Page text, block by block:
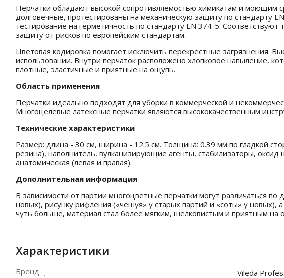
Перчатки обладают высокой сопротивляемостью химикатам и моющим
долговечные, протестированы на механическую защиту по стандарту
тестирование на герметичность по стандарту EN 374-5.
защиту от рисков по европейским стандартам.
Цветовая кодировка помогает исключить перекрестные загрязнения.
использовании. Внутри перчаток расположено хлопковое напыление,
плотные, эластичные и приятные на ощупь.
Область применения
Перчатки идеально подходят для уборки в коммерческой и
Многоцелевые латексные перчатки являются высококачественным
Технические характеристики
Размер: длина - 30 см, ширина - 12.5 см. Толщина: 0.39 мм по гладкой
резина), наполнитель, вулканизирующие агенты, стабилизаторы,
анатомическая (левая и правая).
Дополнительная информация
В зависимости от партии многоцветные перчатки могут различаться
новых), рисунку рифления («чешуя» у старых партий и «соты» у новых),
чуть больше, материал стал более мягким, шелковистым и приятным на
Характеристики
Бренд
Vileda